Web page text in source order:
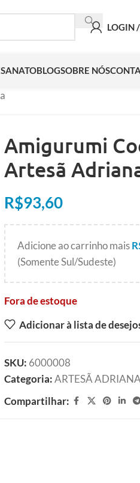
LOGIN
BLOGSOBRE NÓS
Amigurumi
Artesã
R$93,60
Adicione ao carrinho mais
(Somente Sul/Sudeste)
Fora de estoque
Adicionar à lista de
SKU: 6000008
Categoria:ARTESÃ ADRIANA
Compartilhar: